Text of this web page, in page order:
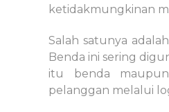
ketidakmungkinan
Salah satunya
Benda ini sering
itu benda
pelanggan melalui